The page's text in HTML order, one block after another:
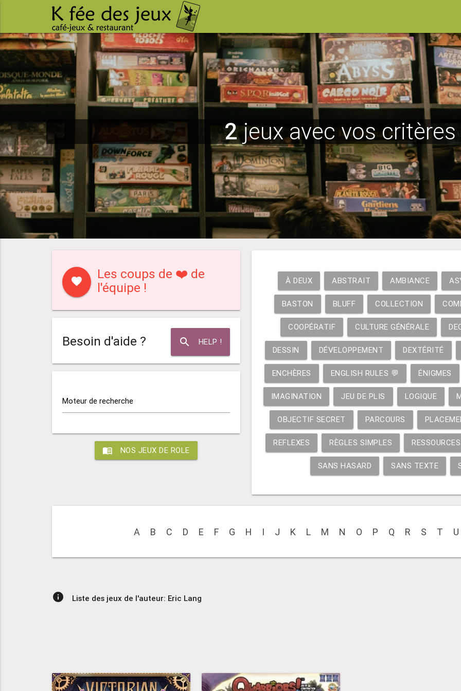
2jeux avec vos critères
favorite
Les coups de ❤️ de
l'équipe !
search HELP !
Besoin d'aide ?
Moteur de recherche
menu_book NOS JEUX DE ROLE
À DEUX ABSTRAIT AMBIANCE
BASTON BLUFF COLLECTION
COOPÉRATIF CULTURE GÉNÉRALE
DESSIN DÉVELOPPEMENT DEXTÉRITÉ
ENCHÈRES ENGLISH RULES 💬 ÉNIGMES
IMAGINATION JEU DE PLIS LOGIQUE
OBJECTIF SECRET PARCOURS
REFLEXES RÈGLES SIMPLES RESSOURCES
SANS HASARD SANS TEXTE
A B C D E F G H I J K L M N O P Q R S T U
info Liste des jeux de l'auteur: Eric Lang